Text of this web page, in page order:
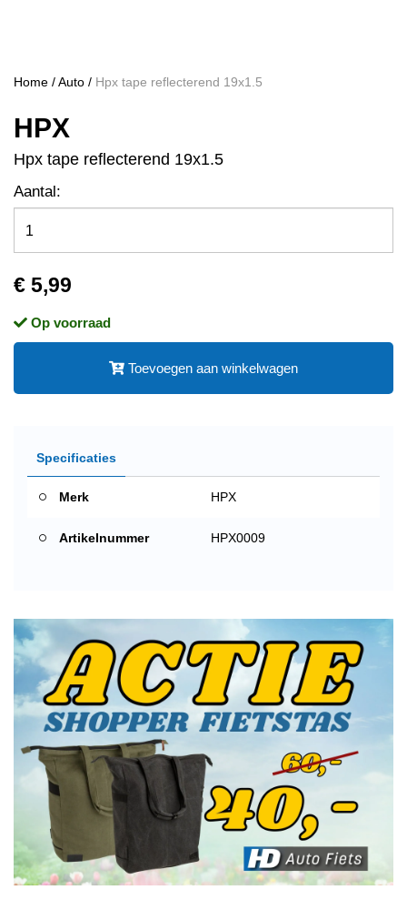
Home /Auto / Hpx tape reflecterend 19x1.5
HPX
Hpx tape reflecterend 19x1.5
Aantal:
€ 5,99
Op voorraad
Toevoegen aan winkelwagen
Specificaties
Merk HPX
Artikelnummer HPX0009